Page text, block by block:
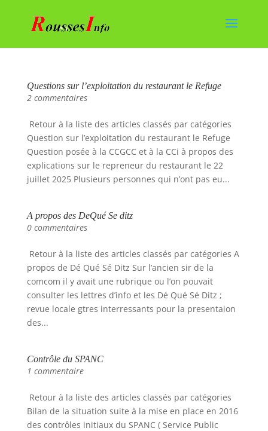
Questions sur l’exploitation du restaurant le Refuge
2 commentaires
Retour à la liste des articles classés par catégories
Question sur l’exploitation du restaurant le Refuge
Question posée à la CCGCC et à la CCi à propos des
explications sur le repreneur du restaurant le 22
juillet 2025 Plusieurs personnes qui n’ont pas eu...
A propos des DeQué Se ditz
0 commentaires
Retour à la liste des articles classés par catégories A
propos de Dé Qué Sé Ditz Sur l’ancien sir de la
comcom il y avait une rubrique ou l’on pouvait
consulter les lettres d’info et les Dé Qué Sé Ditz ;
revue locale gtres interressants pour la presentaion
des...
Contrôle du SPANC
1 commentaire
Retour à la liste des articles classés par catégories
Bilan de la situation suite à la mise en place en 2016
des contrôles initiaux du SPANC ( Service Public